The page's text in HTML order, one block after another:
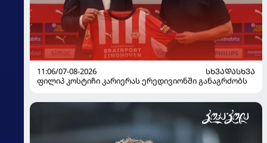
11:06/07-08-2026
ᲡᲮᲕᲐᲓᲐᲡᲮᲕᲐ
ფილიპ კოსტიჩი კარიერას ერედივიონში განაგრძობს